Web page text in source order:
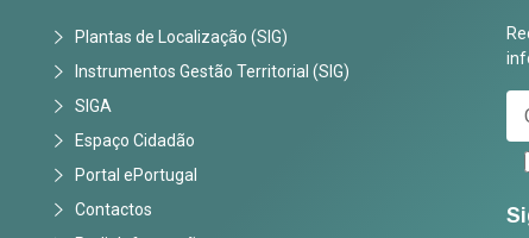
Plantas de Localização (SIG)
Instrumentos Gestão Territorial (SIG)
SIGA
Espaço Cidadão
Portal ePortugal
Contactos